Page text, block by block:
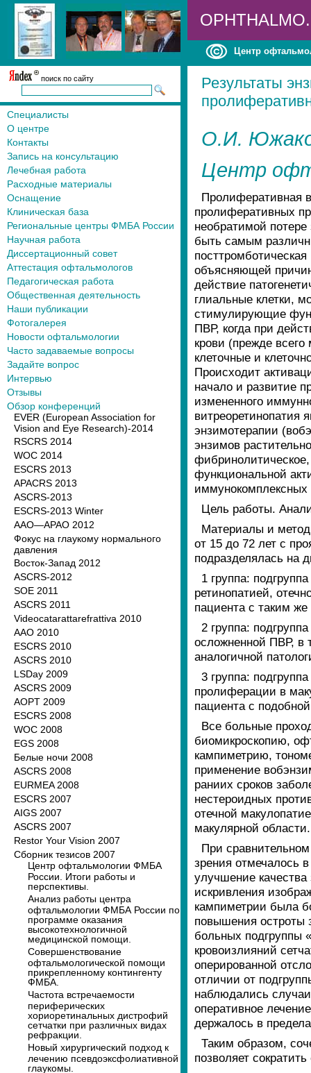
Центр
поиск по сайту
Специалисты
О центре
Контакты
Запись на консультацию
Лечебная работа
Расходные материалы
Оснащение
Клиническая база
Региональные центры ФМБА России
Научная работа
Диссертационный совет
Аттестация офтальмологов
Педагогическая работа
Общественная деятельность
Наши публикации
Фотогалерея
Новости офтальмологии
Часто задаваемые вопросы
Задайте вопрос
Интервью
Отзывы
Обзор конференций
EVER (European Association for
Vision and Eye Research)-2014
RSCRS 2014
WOC 2014
ESCRS 2013
APACRS 2013
ASCRS-2013
ESCRS-2013 Winter
AAO—APAO 2012
Фокус на глаукому нормального
давления
Восток-Запад 2012
ASCRS-2012
SOE 2011
ASCRS 2011
Videocatarattarefrattiva 2010
ААО 2010
ESCRS 2010
ASCRS 2010
LSDay 2009
ASCRS 2009
AOPT 2009
ESCRS 2008
WOC 2008
EGS 2008
Белые ночи 2008
ASCRS 2008
EURMEA 2008
ESCRS 2007
AIGS 2007
ASCRS 2007
Restor Your Vision 2007
Сборник тезисов 2007
Центр офтальмологии ФМБА
России. Итоги работы и
перспективы.
Анализ работы центра
офтальмологии ФМБА России по
программе оказания
высокотехнологичной
медицинской помощи.
Совершенствование
офтальмологической помощи
прикрепленному контингенту
ФМБА.
Частота встречаемости
периферических
хориоретинальных дистрофий
сетчатки при различных видах
рефракции.
Новый хирургический подход к
лечению псевдоэксфолиативной
глаукомы.
Результаты
О.И.
Центр
Пролиферативная
пролиферативных
необратимой потере
быть самым
объясняющей
действие
глиальные клетки,
стимулирующие
ПВР, когда при
крови (прежде
клеточные и
Происходит
начало и развитие
измененного
витреоретинопатия
энзимотерапии
энзимов
функциональной
иммунокомплексных
Цель работы.
Материалы и
от 15 до 72 лет с
подразделялась на
1 группа:
ретинопатией,
пациента с таким
2 группа:
осложненной ПВР, в
аналогичной
3 группа:
пролиферации в
пациента с
Все больные
биомикроскопию,
кампиметрию,
применение
раниих сроков
нестероидных
отечной
макулярной
При
зрения отмечалось
улучшение
искривления
кампиметрии была
повышения остроты
больных подгруппы
кровоизлияний
оперированной
отличии от
наблюдались
оперативное
держалось в
Таким образом,
позволяет